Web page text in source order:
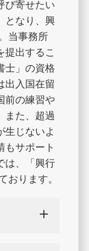
び寄せたい
となり、興
当事務所
提出するこ
士」の資格
出入国在留
前の練習や
また、超過
生じないよ
もサポート
は、「興行
おります。